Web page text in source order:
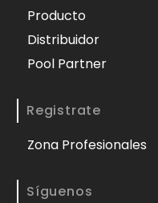
Producto
Distribuidor
Pool Partner
Registrate
Zona Profesionales
Síguenos